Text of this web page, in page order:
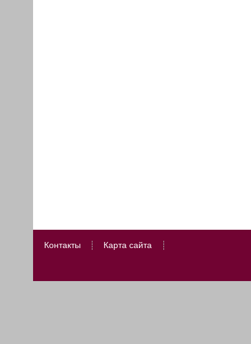
Контакты Карта сайта